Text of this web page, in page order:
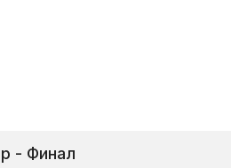
- Финал